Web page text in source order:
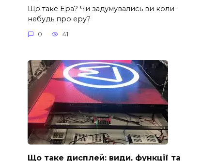
Що таке Ера? Чи задумувались ви коли-
небудь про еру?
0 41
Що таке дисплей: види, функції та